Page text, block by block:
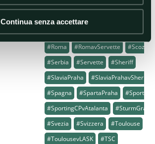
Continua senza accettare
#RealBetisvSpartaPraha
#Rennes
#Roma
#RomavServette
#Scozia
#Serbia
#Servette
#Sheriff
#SlaviaPraha
#SlaviaPrahavSheriff
#Spagna
#SpartaPraha
#SportingCPvAtalanta
#SturmGraz
#Svezia
#Svizzera
#Toulouse
#ToulousevLASK
#TSC